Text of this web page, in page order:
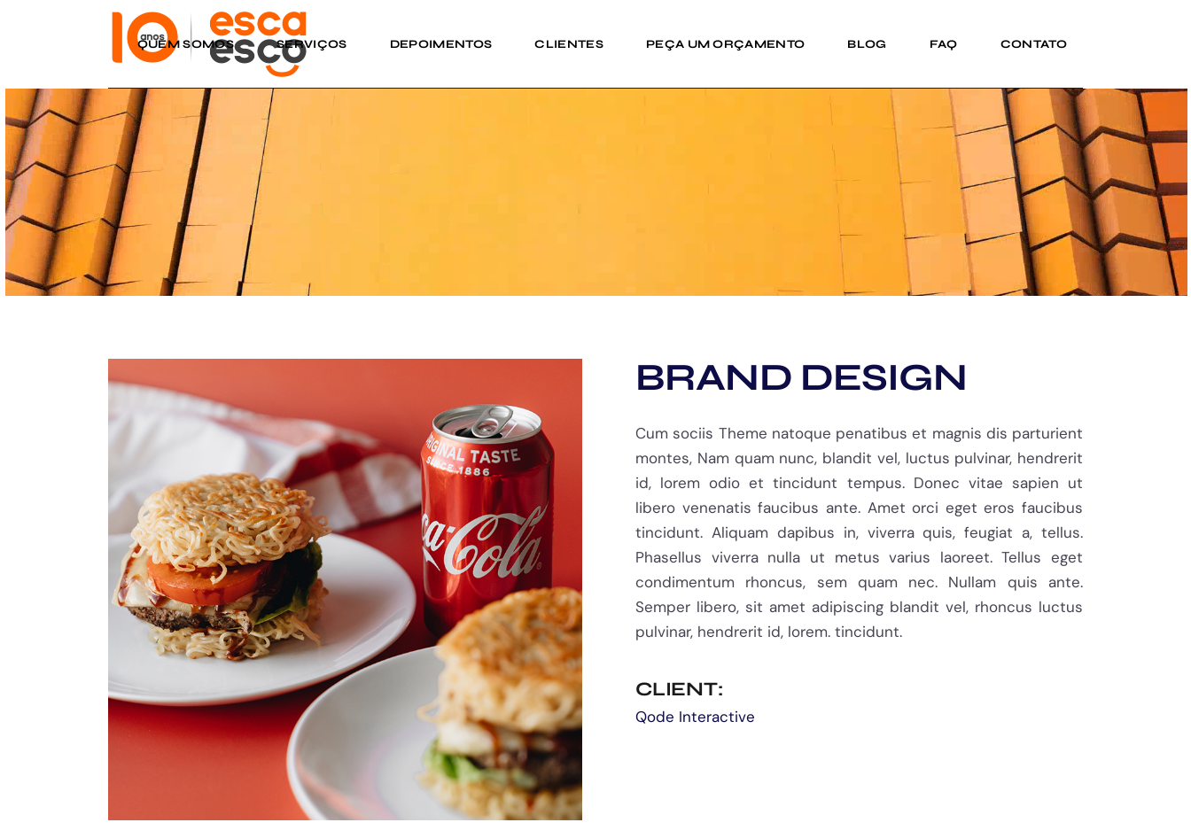
QUEM SOMOS SERVIÇOS DEPOIMENTOS CLIENTES PEÇA UM ORÇAMENTO BLOG FAQ CONTATO
BRAND DESIGN
Cum sociis Theme natoque penatibus et magnis dis parturient
montes, Nam quam nunc, blandit vel, luctus pulvinar, hendrerit
id, lorem odio et tincidunt tempus. Donec vitae sapien ut
libero venenatis faucibus ante. Amet orci eget eros faucibus
tincidunt. Aliquam dapibus in, viverra quis, feugiat a, tellus.
Phasellus viverra nulla ut metus varius laoreet. Tellus eget
condimentum rhoncus, sem quam nec. Nullam quis ante.
Semper libero, sit amet adipiscing blandit vel, rhoncus luctus
pulvinar, hendrerit id, lorem. tincidunt.
CLIENT:
Qode Interactive